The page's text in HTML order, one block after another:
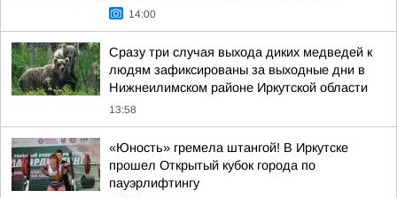
14:00
Сразу три случая выхода диких медведей к
людям зафиксированы за выходные дни в
Нижнеилимском районе Иркутской области
13:58
«Юность» гремела штангой! В Иркутске
прошел Открытый кубок города по
пауэрлифтингу